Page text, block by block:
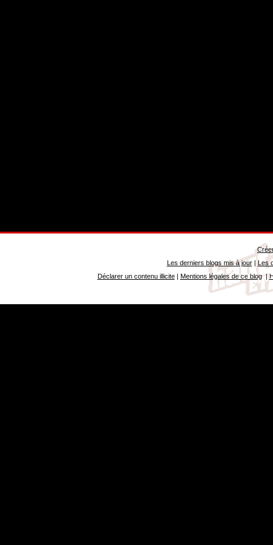
Les derniers blogs mis à jour| Les
Déclarer un contenu illicite| Mentions légales de ce blog|